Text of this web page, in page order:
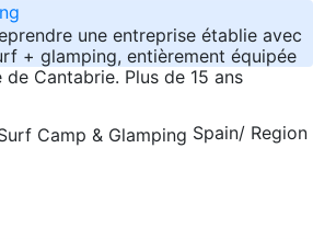
une entreprise établie avec
+ glamping, entièrement équipée
Cantabrie. Plus de 15 ans
Spain/ Region